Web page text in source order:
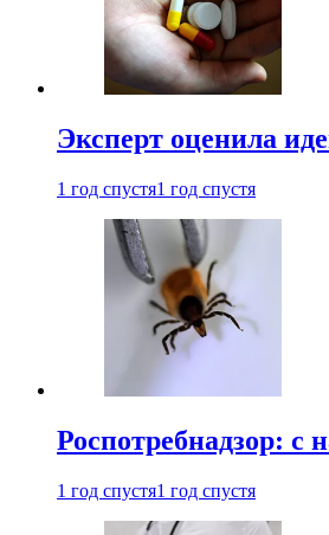
Эксперт оценила
1 год спустя1 год спустя
Роспотребнадзор: с
1 год спустя1 год спустя